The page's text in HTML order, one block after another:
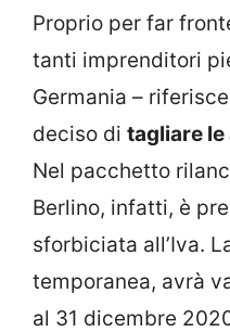
Proprio per far
tanti imprenditori
Germania – riferisce
deciso di tagliare
Nel pacchetto
Berlino, infatti, è
sforbiciata all’Iva.
temporanea, avrà
al 31 dicembre